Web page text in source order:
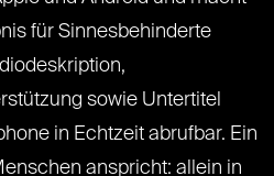
für Sinnesbehinderte
sowie Untertitel
in Echtzeit abrufbar. Ein
anspricht: allein in